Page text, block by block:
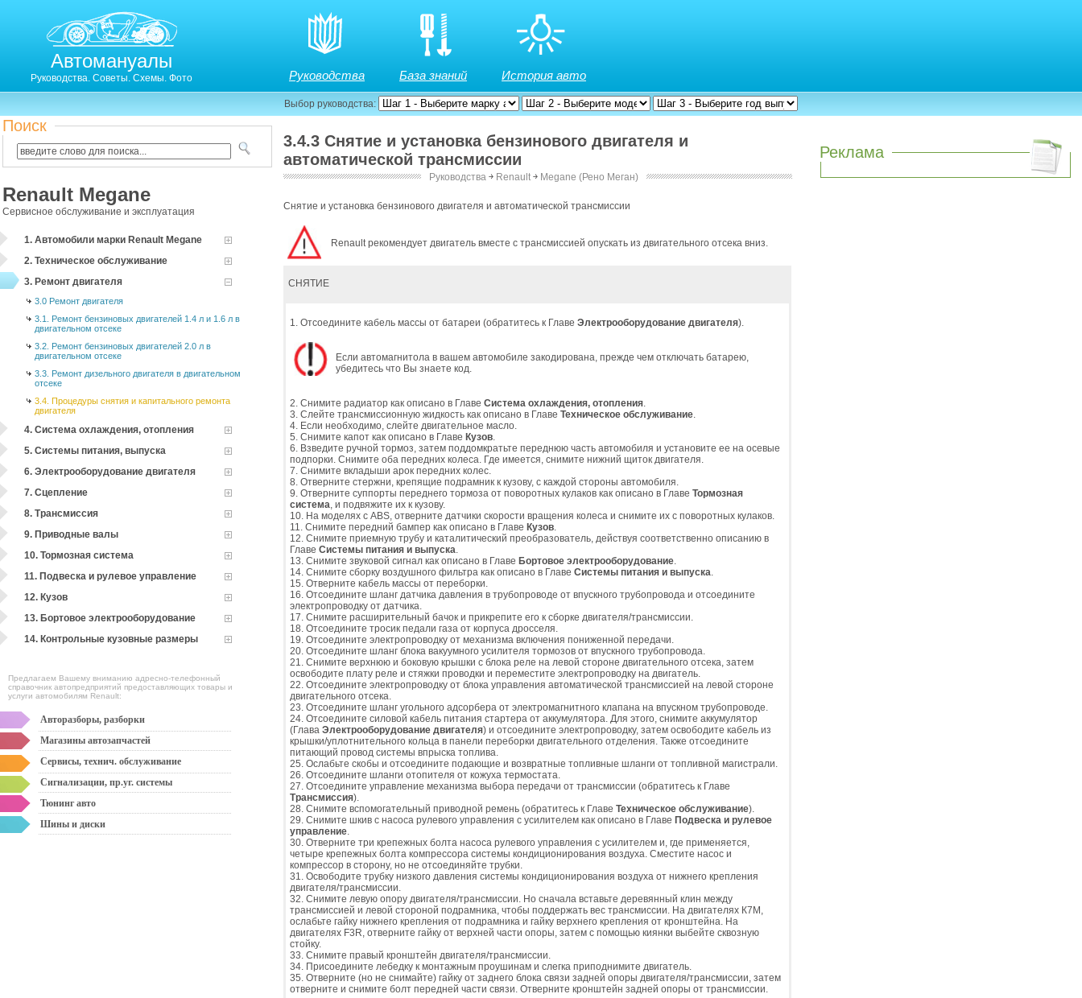
Автомануалы
Руководства. Советы. Схемы. Фото Руководства База знаний История авто
Выбор руководства:
Поиск
Renault Megane
Сервисное обслуживание и эксплуатация
1. Автомобили марки Renault Megane
2. Техническое обслуживание
3. Ремонт двигателя
3.0 Ремонт двигателя
3.1. Ремонт бензиновых двигателей 1.4 л и 1.6 л в
двигательном отсеке
3.2. Ремонт бензиновых двигателей 2.0 л в
двигательном отсеке
3.3. Ремонт дизельного двигателя в двигательном
отсеке
3.4. Процедуры снятия и капитального ремонта
двигателя
4. Система охлаждения, отопления
5. Системы питания, выпуска
6. Электрооборудование двигателя
7. Сцепление
8. Трансмиссия
9. Приводные валы
10. Тормозная система
11. Подвеска и рулевое управление
12. Кузов
13. Бортовое электрооборудование
14. Контрольные кузовные размеры
Предлагаем Вашему вниманию адресно-телефонный
справочник автопредприятий предоставляющих товары и
услуги автомобилям Renault:
Авторазборы, разборки
Магазины автозапчастей
Сервисы, технич. обслуживание
Сигнализации, пр.уг. системы
Тюнинг авто
Шины и диски
3.4.3 Снятие и установка бензинового двигателя и
автоматической трансмиссии
Руководства ￫ Renault ￫ Megane (Рено Меган)
Снятие и установка бензинового двигателя и автоматической трансмиссии
Renault рекомендует двигатель вместе с трансмиссией опускать из двигательного отсека вниз.
СНЯТИЕ
1. Отсоедините кабель массы от батареи (обратитесь к ГлавеЭлектрооборудование двигателя).
Если автомагнитола в вашем автомобиле закодирована, прежде чем отключать батарею,
убедитесь что Вы знаете код.
2. Снимите радиатор как описано в ГлавеСистема охлаждения, отопления.
3. Слейте трансмиссионную жидкость как описано в ГлавеТехническое обслуживание.
4. Если необходимо, слейте двигательное масло.
5. Снимите капот как описано в Главе Кузов.
6. Взведите ручной тормоз, затем поддомкратьте переднюю часть автомобиля и установите ее на осевые
подпорки. Снимите оба передних колеса. Где имеется, снимите нижний щиток двигателя.
7. Снимите вкладыши арок передних колес.
8. Отверните стержни, крепящие подрамник к кузову, с каждой стороны автомобиля.
9. Отверните суппорты переднего тормоза от поворотных кулаков как описано в ГлавеТормозная
система, и подвяжите их к кузову.
10. На моделях с ABS, отверните датчики скорости вращения колеса и снимите их с поворотных кулаков.
11. Снимите передний бампер как описано в Главе Кузов.
12. Снимите приемную трубу и каталитический преобразователь, действуя соответственно описанию в
ГлавеСистемы питания и выпуска.
13. Снимите звуковой сигнал как описано в Главе Бортовое электрооборудование.
14. Снимите сборку воздушного фильтра как описано в ГлавеСистемы питания и выпуска.
15. Отверните кабель массы от переборки.
16. Отсоедините шланг датчика давления в трубопроводе от впускного трубопровода и отсоедините
электропроводку от датчика.
17. Снимите расширительный бачок и прикрепите его к сборке двигателя/трансмиссии.
18. Отсоедините тросик педали газа от корпуса дросселя.
19. Отсоедините электропроводку от механизма включения пониженной передачи.
20. Отсоедините шланг блока вакуумного усилителя тормозов от впускного трубопровода.
21. Снимите верхнюю и боковую крышки с блока реле на левой стороне двигательного отсека, затем
освободите плату реле и стяжки проводки и переместите электропроводку на двигатель.
22. Отсоедините электропроводку от блока управления автоматической трансмиссией на левой стороне
двигательного отсека.
23. Отсоедините шланг угольного адсорбера от электромагнитного клапана на впускном трубопроводе.
24. Отсоедините силовой кабель питания стартера от аккумулятора. Для этого, снимите аккумулятор
(ГлаваЭлектрооборудование двигателя) и отсоедините электропроводку, затем освободите кабель из
крышки/уплотнительного кольца в панели переборки двигательного отделения. Также отсоедините
питающий провод системы впрыска топлива.
25. Ослабьте скобы и отсоедините подающие и возвратные топливные шланги от топливной магистрали.
26. Отсоедините шланги отопителя от кожуха термостата.
27. Отсоедините управление механизма выбора передачи от трансмиссии (обратитесь к Главе
Трансмиссия).
28. Снимите вспомогательный приводной ремень (обратитесь к ГлавеТехническое обслуживание).
29. Снимите шкив с насоса рулевого управления с усилителем как описано в Главе Подвеска и рулевое
управление.
30. Отверните три крепежных болта насоса рулевого управления с усилителем и, где применяется,
четыре крепежных болта компрессора системы кондиционирования воздуха. Сместите насос и
компрессор в сторону, но не отсоединяйте трубки.
31. Освободите трубку низкого давления системы кондиционирования воздуха от нижнего крепления
двигателя/трансмиссии.
32. Снимите левую опору двигателя/трансмиссии. Но сначала вставьте деревянный клин между
трансмиссией и левой стороной подрамника, чтобы поддержать вес трансмиссии. На двигателях К7М,
ослабьте гайку нижнего крепления от подрамника и гайку верхнего крепления от кронштейна. На
двигателях F3R, отверните гайку от верхней части опоры, затем с помощью киянки выбейте сквозную
стойку.
33. Снимите правый кронштейн двигателя/трансмиссии.
34. Присоедините лебедку к монтажным проушинам и слегка приподнимите двигатель.
35. Отверните (но не снимайте) гайку от заднего блока связи задней опоры двигателя/трансмиссии, затем
отверните и снимите болт передней части связи. Отверните кронштейн задней опоры от трансмиссии.
Реклама